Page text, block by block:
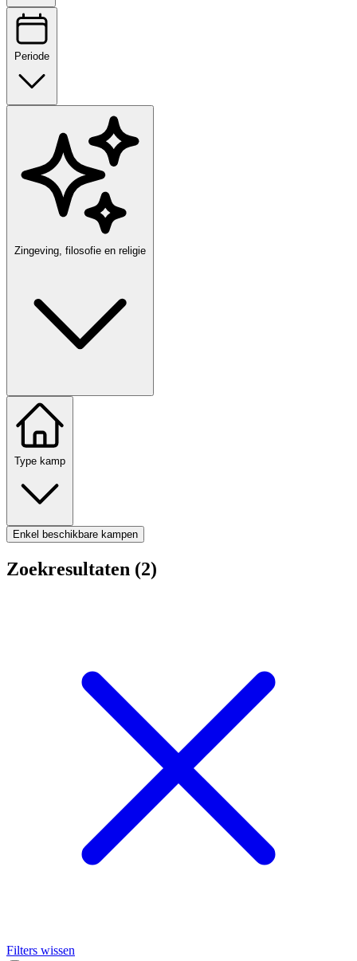
Periode
Zingeving, filosofie en religie
Type kamp
Enkel beschikbare kampen
Zoekresultaten (2)
Filters wissen